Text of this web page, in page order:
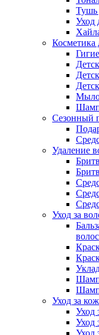
Тушь
Уход
Косметика
Мыло
Сезонный
Удаление
Уход за
волос
Уход за
Уход
Уход
Уход